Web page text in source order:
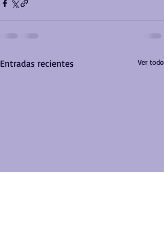
Entradas recientes Ver todo